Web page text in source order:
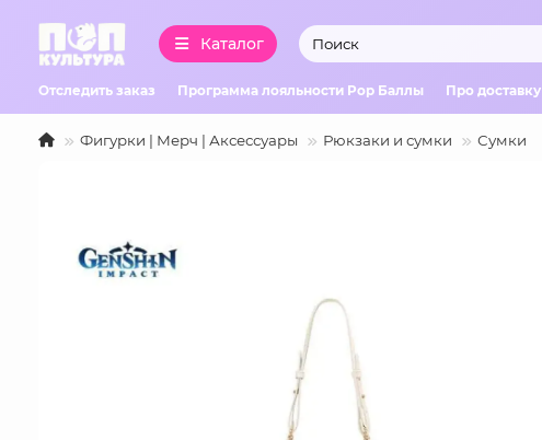
Каталог
Отследить заказ Программа лояльности Pop Баллы Про доставку
Фигурки | Мерч | Аксессуары Рюкзаки и сумки Сумки